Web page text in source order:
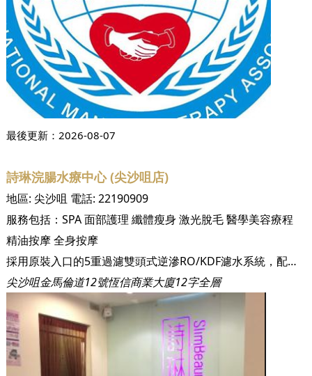
最後更新： 2026-08-07
詩琳浣腸水療中心 (尖沙咀店)
地區: 尖沙咀 電話: 22190909
服務包括： SPA面部護理 纖體瘦身激光脫毛醫學美容療程
精油按摩全身按摩
採用原裝入口的5重過濾雙頭式逆滲RO/KDF濾水系統，配合先進設施，完全符合美國水質檢定中心NSF標準度58及NSF標準度42的標準。 此外，浣腸專用的幼管經過消毒和密封處理，每次用完即棄，而顧客每次使用過的物件均會徹底洗淨、消毒，絕對衛生安全。
尖沙咀金馬倫道12號恆信商業大廈12字全層